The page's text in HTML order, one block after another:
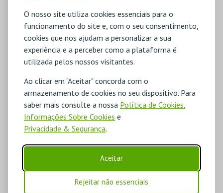
O nosso site utiliza cookies essenciais para o
funcionamento do site e, com o seu consentimento,
cookies que nos ajudam a personalizar a sua
experiência e a perceber como a plataforma é
utilizada pelos nossos visitantes.
Ao clicar em "Aceitar" concorda com o
armazenamento de cookies no seu dispositivo. Para
saber mais consulte a nossa Política de Cookies,
Informações Sobre Cookies e
Privacidade & Segurança.
Aceitar
Rejeitar não essenciais
CLASSIFICAÇÃO
CARTÕES
TIPO